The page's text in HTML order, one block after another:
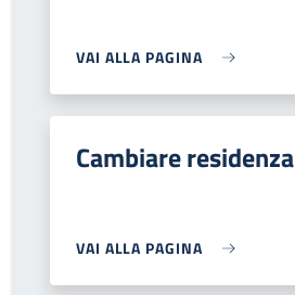
VAI ALLA PAGINA
Cambiare residenza
VAI ALLA PAGINA